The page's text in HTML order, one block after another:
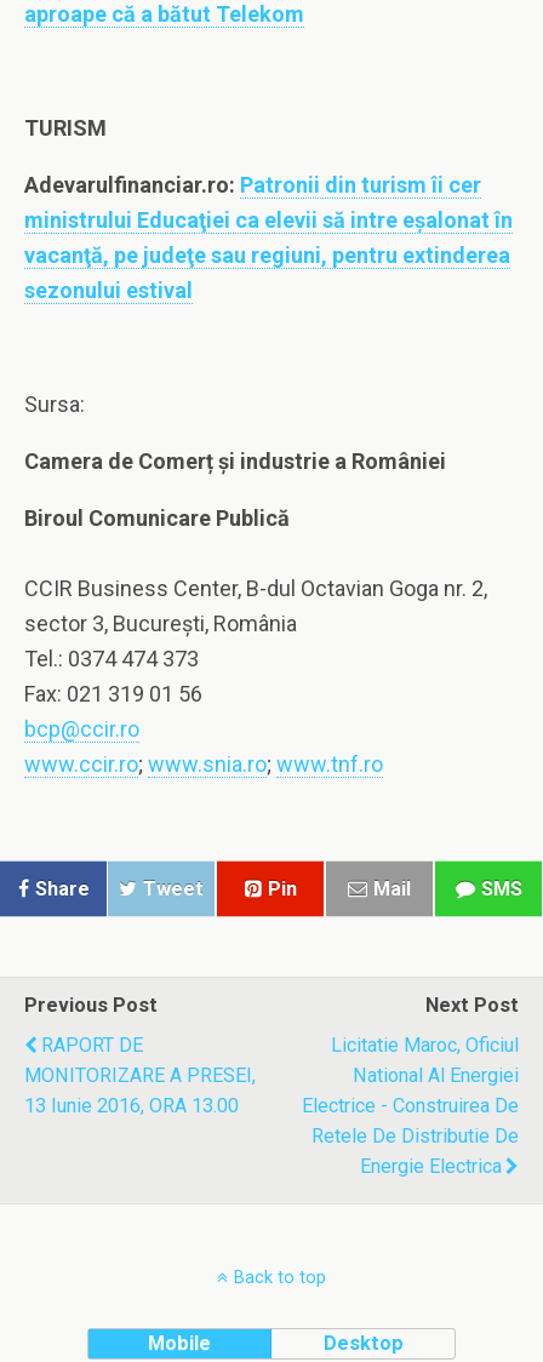
aproape că a bătut Telekom
TURISM
Adevarulfinanciar.ro: Patronii din turism îi cer
ministrului Educaţiei ca elevii să intre eşalonat în
vacanţă, pe judeţe sau regiuni, pentru extinderea
sezonului estival
Sursa:
Camera de Comerț și industrie a României
Biroul Comunicare Publică
CCIR Business Center, B-dul Octavian Goga nr. 2,
sector 3, Bucureşti, România
Tel.: 0374 474 373
Fax: 021 319 01 56
bcp@ccir.ro
www.ccir.ro; www.snia.ro; www.tnf.ro
Share Tweet Pin Mail SMS
Previous Post
RAPORT DE
MONITORIZARE A PRESEI,
13 Iunie 2016, ORA 13.00
Next Post
Licitatie Maroc, Oficiul
National Al Energiei
Electrice - Construirea De
Retele De Distributie De
Energie Electrica
Back to top
Mobile Desktop